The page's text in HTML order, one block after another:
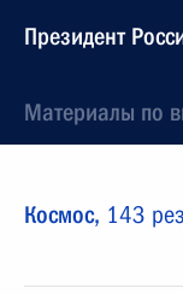
Президент
Материалы по
Космос, 143